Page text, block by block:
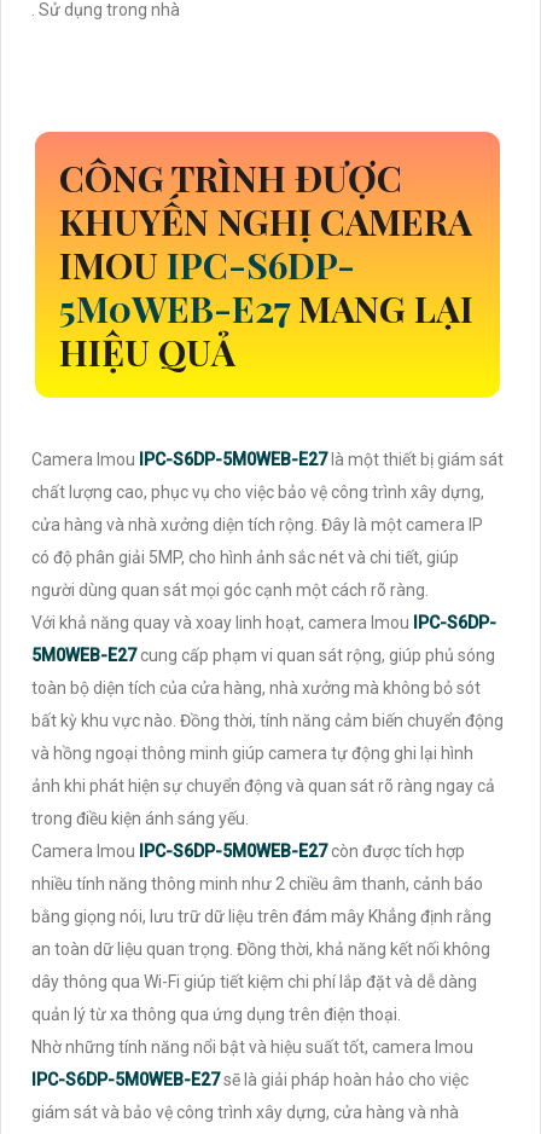
. Sử dụng trong nhà
CÔNG TRÌNH ĐƯỢC
KHUYẾN NGHỊ CAMERA
IMOUIPC-S6DP-
5M0WEB-E27MANG LẠI
HIỆU QUẢ
Camera Imou IPC-S6DP-5M0WEB-E27 là một thiết bị giám sát
chất lượng cao, phục vụ cho việc bảo vệ công trình xây dựng,
cửa hàng và nhà xưởng diện tích rộng. Đây là một camera IP
có độ phân giải 5MP, cho hình ảnh sắc nét và chi tiết, giúp
người dùng quan sát mọi góc cạnh một cách rõ ràng.
Với khả năng quay và xoay linh hoạt, camera Imou
IPC-S6DP-
5M0WEB-E27cung cấp phạm vi quan sát rộng, giúp phủ sóng
toàn bộ diện tích của cửa hàng, nhà xưởng mà không bỏ sót
bất kỳ khu vực nào. Đồng thời, tính năng cảm biến chuyển động
và hồng ngoại thông minh giúp camera tự động ghi lại hình
ảnh khi phát hiện sự chuyển động và quan sát rõ ràng ngay cả
trong điều kiện ánh sáng yếu.
Camera Imou
IPC-S6DP-5M0WEB-E27còn được tích hợp
nhiều tính năng thông minh như 2 chiều âm thanh, cảnh báo
bằng giọng nói, lưu trữ dữ liệu trên đám mây Khẳng định rằng
an toàn dữ liệu quan trọng. Đồng thời, khả năng kết nối không
dây thông qua Wi-Fi giúp tiết kiệm chi phí lắp đặt và dễ dàng
quản lý từ xa thông qua ứng dụng trên điện thoại.
Nhờ những tính năng nổi bật và hiệu suất tốt, camera Imou
IPC-S6DP-5M0WEB-E27sẽ là giải pháp hoàn hảo cho việc
giám sát và bảo vệ công trình xây dựng, cửa hàng và nhà